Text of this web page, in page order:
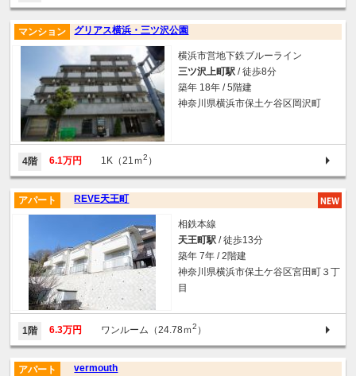
グリアス横浜・三ツ沢公園
マンション
横浜市営地下鉄ブルーライン
三ツ沢上町駅 / 徒歩8分
築年 18年 / 5階建
神奈川県横浜市保土ケ谷区岡沢町
4階 6.1万円 1K（21ｍ2 ）
REVE天王町
アパート
相鉄本線
天王町駅 / 徒歩13分
築年 7年 / 2階建
神奈川県横浜市保土ケ谷区宮田町３丁
目
1階 6.3万円 ワンルーム（24.78ｍ2 ）
vermouth
アパート